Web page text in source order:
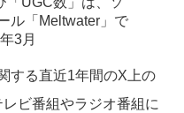
ル「Meltwater」で
3月
する直近1年間のX上の
ビ番組やラジオ番組に